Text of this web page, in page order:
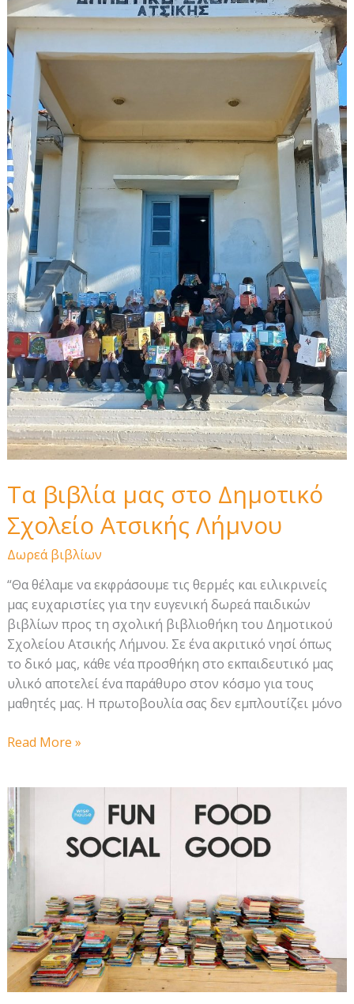
Τα βιβλία μας στο Δημοτικό
Σχολείο Ατσικής Λήμνου
Δωρεά βιβλίων
“Θα θέλαμε να εκφράσουμε τις θερμές και ειλικρινείς
μας ευχαριστίες για την ευγενική δωρεά παιδικών
βιβλίων προς τη σχολική βιβλιοθήκη του Δημοτικού
Σχολείου Ατσικής Λήμνου. Σε ένα ακριτικό νησί όπως
το δικό μας, κάθε νέα προσθήκη στο εκπαιδευτικό μας
υλικό αποτελεί ένα παράθυρο στον κόσμο για τους
μαθητές μας. Η πρωτοβουλία σας δεν εμπλουτίζει μόνο
Τα
στο
Δημοτικό
Σχολείο
Ατσικής
Λήμνου
Read More »